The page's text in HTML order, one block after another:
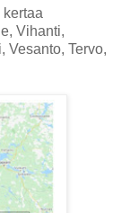
Vihanti,
Vesanto, Tervo,